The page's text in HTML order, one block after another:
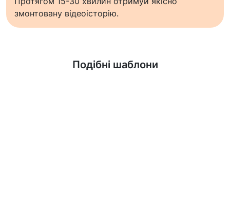
змонтовану відеоісторію.
Подібні шаблони
Дізнатися більше